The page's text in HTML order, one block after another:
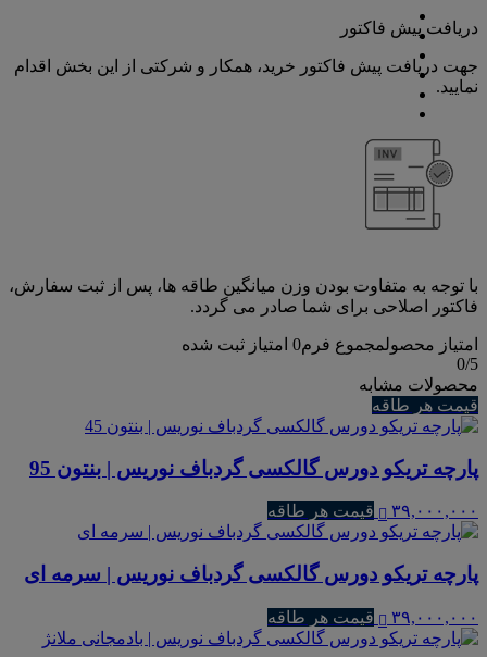
دریافت پیش فاکتور
جهت دریافت پیش فاکتور خرید، همکار و شرکتی از این بخش اقدام
نمایید.
با توجه به متفاوت بودن وزن میانگین طاقه ها، پس از ثبت سفارش،
فاکتور اصلاحی برای شما صادر می گردد.
امتیاز محصولمجموع فرم0 امتیاز ثبت شده
0/5
محصولات مشابه
قیمت هر طاقه
پارچه تریکو دورس گالکسی گردباف نوریس | بنتون 95
۳۹,۰۰۰,۰۰۰ قیمت هر طاقه
پارچه تریکو دورس گالکسی گردباف نوریس | سرمه ای
۳۹,۰۰۰,۰۰۰ قیمت هر طاقه